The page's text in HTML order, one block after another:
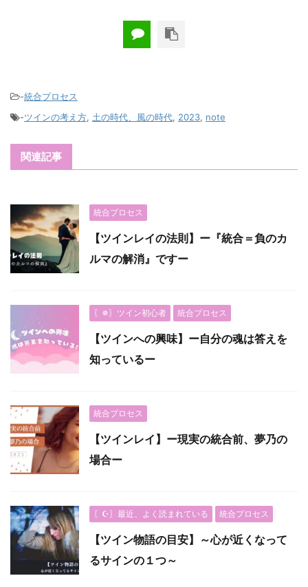
-統合プロセス
-ツインの考え方, 土の時代、風の時代, 2023, note
関連記事
統合プロセス
【ツインレイの法則】ー『統合＝負のカ
ルマの解消』ですー
〖✵〗ツイン初心者 統合プロセス
【ツインへの興味】ー自分の魂は答えを
知っているー
統合プロセス
【ツインレイ】ー現実の統合前、夢乃の
場合ー
〖☪︎〗最近、よく読まれている 統合プロセス
【ツイン物語の目安】～心が近くなって
るサインの１つ～